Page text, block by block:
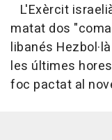
L'Exèrcit
matat dos
libanés
les últimes
foc pactat al